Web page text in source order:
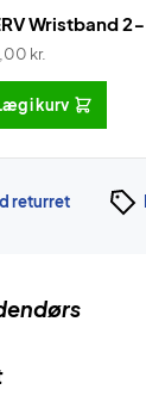
Wristband
kr.
i kurv
returret